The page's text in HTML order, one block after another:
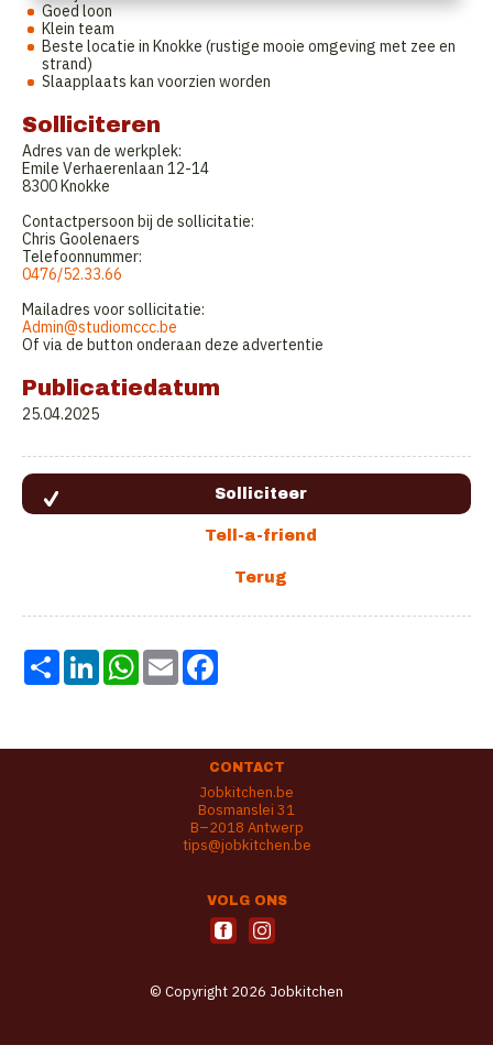
Goed loon
Klein team
Beste locatie in Knokke (rustige mooie omgeving met zee en
strand)
Slaapplaats kan voorzien worden
Solliciteren
Adres van de werkplek:
Emile Verhaerenlaan 12-14
8300 Knokke
Contactpersoon bij de sollicitatie:
Chris Goolenaers
Telefoonnummer:
0476/52.33.66
Mailadres voor sollicitatie:
Admin@studiomccc.be
Of via de button onderaan deze advertentie
Publicatiedatum
25.04.2025
Share LinkedInWhatsApp
Email
CONTACT
Jobkitchen.be
Bosmanslei 31
B–2018 Antwerp
tips@jobkitchen.be
VOLG ONS
© Copyright 2026 Jobkitchen